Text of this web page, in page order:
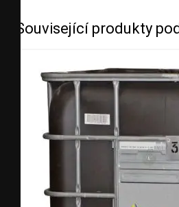
Související produkty